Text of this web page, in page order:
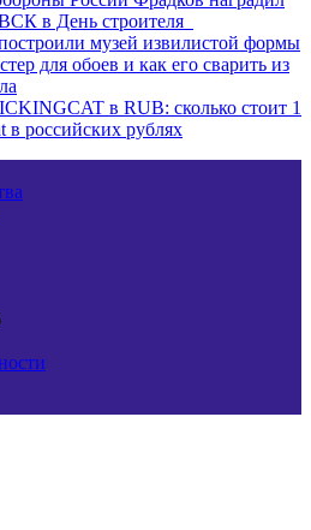
в День строителя
музей извилистой формы
для обоев и как его сварить из
в RUB: сколько стоит 1
в российских рублях